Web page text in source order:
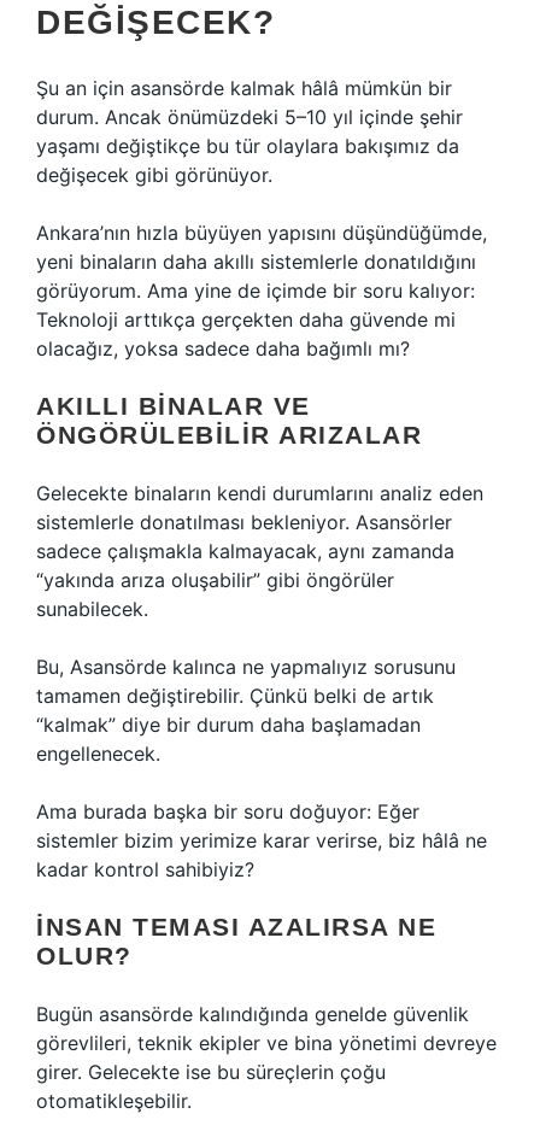
DEĞIŞECEK?
Şu an için asansörde kalmak hâlâ mümkün bir
durum. Ancak önümüzdeki 5–10 yıl içinde şehir
yaşamı değiştikçe bu tür olaylara bakışımız da
değişecek gibi görünüyor.
Ankara’nın hızla büyüyen yapısını düşündüğümde,
yeni binaların daha akıllı sistemlerle donatıldığını
görüyorum. Ama yine de içimde bir soru kalıyor:
Teknoloji arttıkça gerçekten daha güvende mi
olacağız, yoksa sadece daha bağımlı mı?
AKILLI BINALAR VE
ÖNGÖRÜLEBILIR ARIZALAR
Gelecekte binaların kendi durumlarını analiz eden
sistemlerle donatılması bekleniyor. Asansörler
sadece çalışmakla kalmayacak, aynı zamanda
“yakında arıza oluşabilir” gibi öngörüler
sunabilecek.
Bu, Asansörde kalınca ne yapmalıyız sorusunu
tamamen değiştirebilir. Çünkü belki de artık
“kalmak” diye bir durum daha başlamadan
engellenecek.
Ama burada başka bir soru doğuyor: Eğer
sistemler bizim yerimize karar verirse, biz hâlâ ne
kadar kontrol sahibiyiz?
İNSAN TEMASI AZALIRSA NE
OLUR?
Bugün asansörde kalındığında genelde güvenlik
görevlileri, teknik ekipler ve bina yönetimi devreye
girer. Gelecekte ise bu süreçlerin çoğu
otomatikleşebilir.